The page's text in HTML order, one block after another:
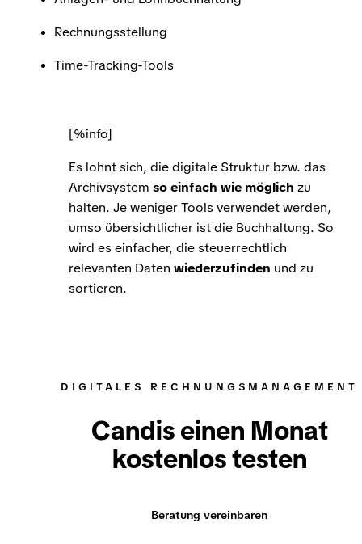
Rechnungsstellung
Time-Tracking-Tools
[%info]
Es lohnt sich, die digitale Struktur bzw. das
Archivsystemso einfach wie möglich zu
halten. Je weniger Tools verwendet werden,
umso übersichtlicher ist die Buchhaltung. So
wird es einfacher, die steuerrechtlich
relevanten Datenwiederzufinden und zu
sortieren.
DIGITALES RECHNUNGSMANAGEMENT
Candis einen Monat
kostenlos testen
Beratung vereinbaren